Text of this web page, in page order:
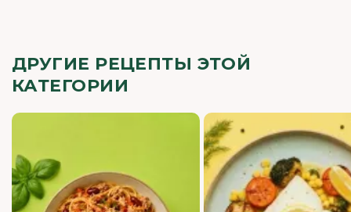
ДРУГИЕ РЕЦЕПТЫ ЭТОЙ
КАТЕГОРИИ